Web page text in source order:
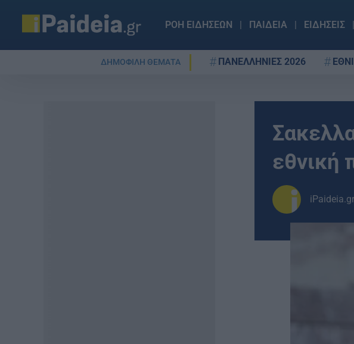
ΡΟΗ ΕΙΔΗΣΕΩΝ ΠΑΙΔΕΙΑ ΕΙΔΗΣΕΙΣ
ΔΗΜΟΦΙΛΗ ΘΕΜΑΤΑ ΠΑΝΕΛΛΗΝΙΕΣ 2026
εθνική